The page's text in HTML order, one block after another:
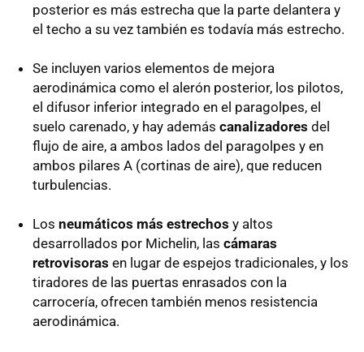
posterior es más estrecha que la parte delantera y
el techo a su vez también es todavía más estrecho.
Se incluyen varios elementos de mejora
aerodinámica como el alerón posterior, los pilotos,
el difusor inferior integrado en el paragolpes, el
suelo carenado, y hay además canalizadores del
flujo de aire, a ambos lados del paragolpes y en
ambos pilares A (cortinas de aire), que reducen
turbulencias.
Los neumáticos más estrechos y altos
desarrollados por Michelin, las cámaras
retrovisoras en lugar de espejos tradicionales, y los
tiradores de las puertas enrasados con la
carrocería, ofrecen también menos resistencia
aerodinámica.